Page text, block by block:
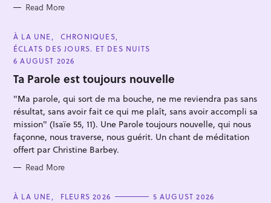
Read More
C
A
T
E
O
R
E
À LA UNE
CHRONIQUES
ÉCLATS DES JOURS. ET DES NUITS
6 AUGUST 2026
Ta Parole est toujours nouvelle
"Ma parole, qui sort de ma bouche, ne me reviendra pas sans
résultat, sans avoir fait ce qui me plaît, sans avoir accompli sa
mission" (Isaïe 55, 11). Une Parole toujours nouvelle, qui nous
façonne, nous traverse, nous guérit. Un chant de méditation
offert par Christine Barbey.
Read More
C
À LA UNE FLEURS 2026 5 AUGUST 2026